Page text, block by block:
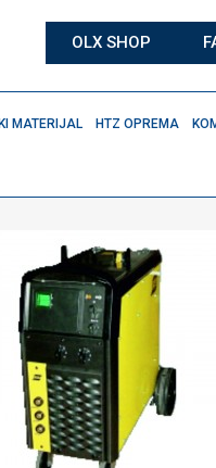
OLX SHOP
MATERIJAL HTZ OPREMA